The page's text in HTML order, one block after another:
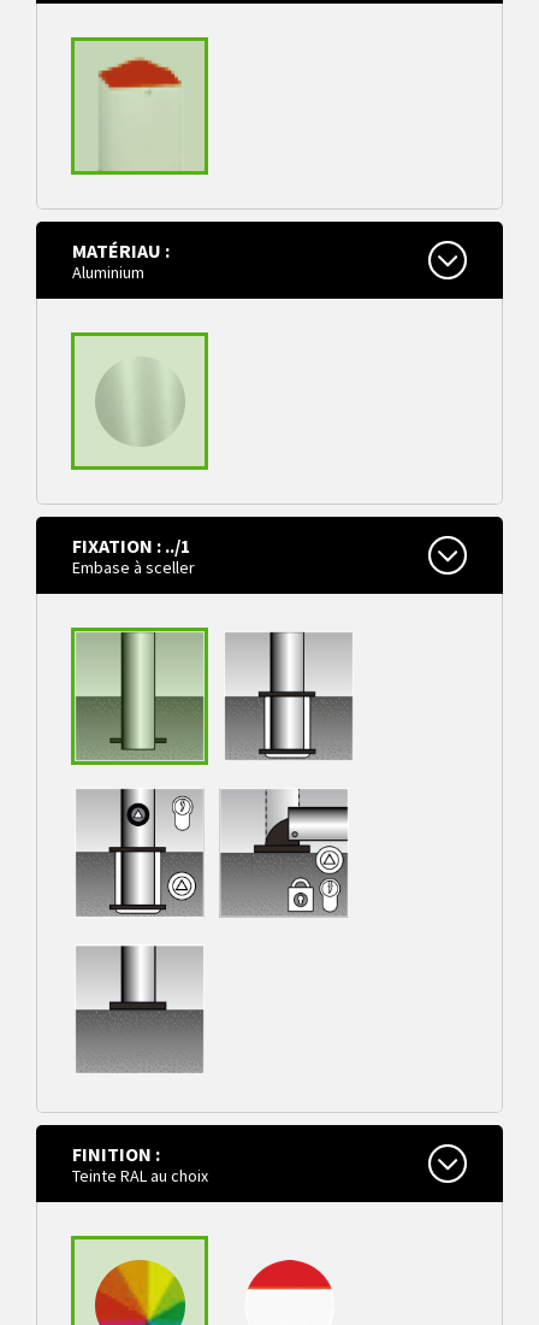
tête pyramide
MATÉRIAU :
Aluminium
Aluminium
FIXATION : ../1
Embase à sceller
Embase à sceller
Fixé dans un
fourreau,
amovible, sans
verrouillage
fixé dans un
verrouillage
embase sur
platine 200 x 200
mm mm à
cheviller
FINITION :
Teinte RAL au choix